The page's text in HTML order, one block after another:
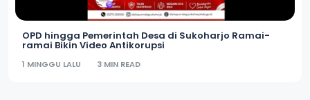
OPD hingga Pemerintah Desa di Sukoharjo Ramai-
ramai Bikin Video Antikorupsi
1 MINGGU LALU 3 MIN READ